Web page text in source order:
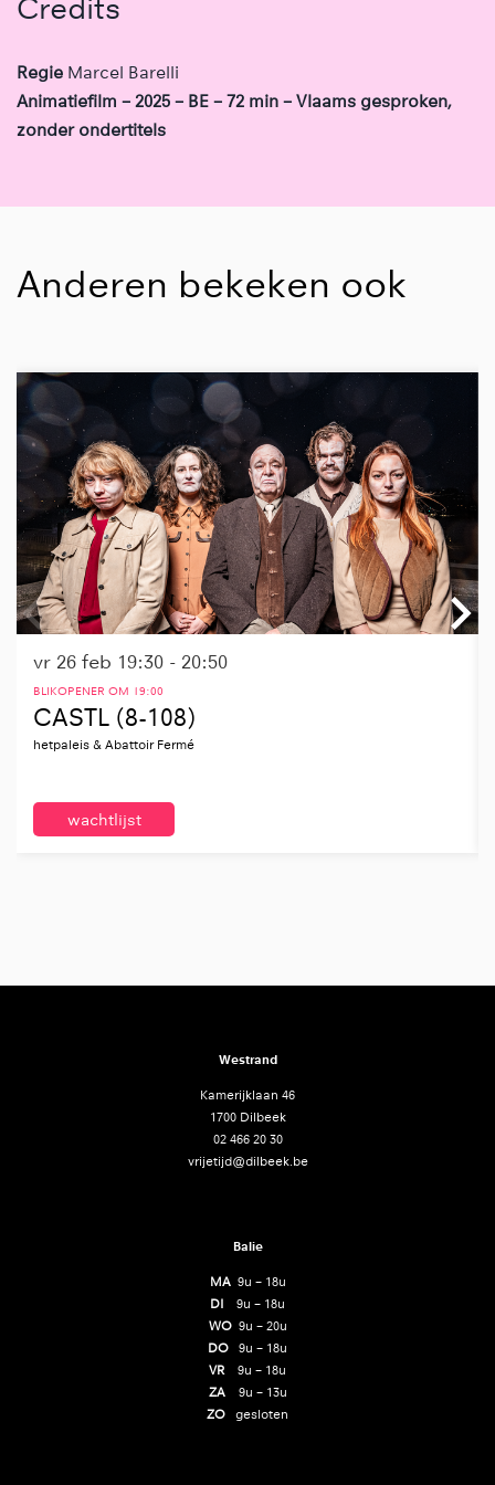
Credits
Regie Marcel Barelli
Animatiefilm – 2025 – BE – 72 min – Vlaams gesproken,
zonder ondertitels
Anderen bekeken ook
CASTL (8-108)
hetpaleis & Abattoir Fermé
BLIKOPENER OM 19:00
vr 26 feb 19:30 - 20:50
wachtlijst
Westrand
Kamerijklaan 46
1700 Dilbeek
02 466 20 30
vrijetijd@dilbeek.be
Balie
MA 9u – 18u
DI 9u – 18u
WO9u – 20u
DO 9u – 18u
VR 9u – 18u
ZA
9u – 13u
ZO gesloten